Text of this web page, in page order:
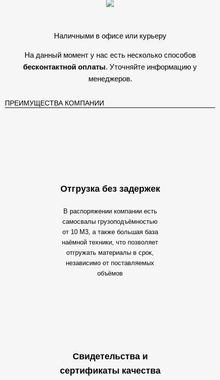
Наличными в офисе или курьеру
На данный момент у нас есть несколько способов
бесконтактной оплаты. Уточняйте информацию у
менеджеров.
ПРЕИМУЩЕСТВА КОМПАНИИ
Отгрузка без задержек
В распоряжении компании есть
самосвалы грузоподъёмностью
от 10 М3, а также большая база
наёмной техники, что позволяет
отгружать материалы в срок,
независимо от поставляемых
объёмов
Свидетельства и
сертификаты качества